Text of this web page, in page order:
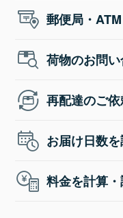
郵便局・
荷物のお問
再配達のご
お届け日数
料金を計算